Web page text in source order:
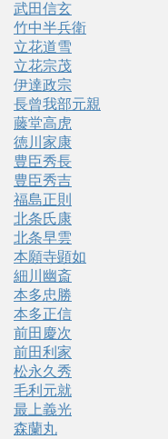
武田信玄
竹中半兵衛
立花道雪
立花宗茂
伊達政宗
長曾我部元親
藤堂高虎
徳川家康
豊臣秀長
豊臣秀吉
福島正則
北条氏康
北条早雲
本願寺顕如
細川幽斎
本多忠勝
本多正信
前田慶次
前田利家
松永久秀
毛利元就
最上義光
森蘭丸